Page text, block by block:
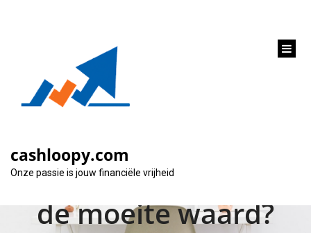
cashloopy.com
Onze passie is jouw financiële vrijheid
Hypothecaire lening
overzetten naar
andere bank: Is het
de moeite waard?